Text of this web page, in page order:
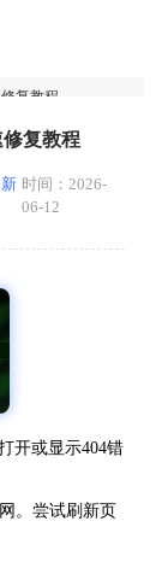
复教程
复教程
时间：2026-
06-12
开或显示404错
。尝试刷新页